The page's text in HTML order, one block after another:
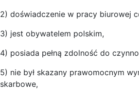
2) doświadczenie w pracy biurowej
3) jest obywatelem polskim,
4) posiada pełną zdolność do
5) nie był skazany prawomocnym
skarbowe,